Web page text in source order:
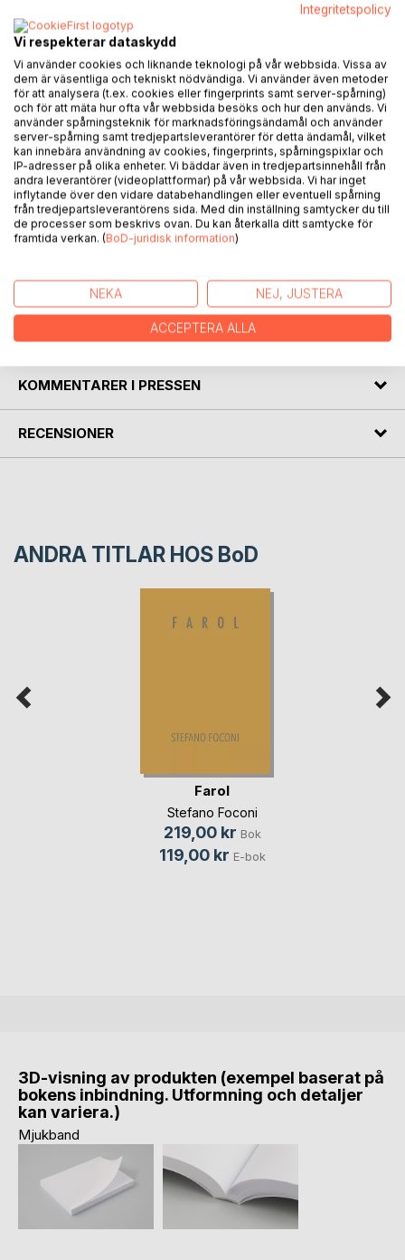
BESKRIVNING
De 99 dikterna är ibland direkt förankrade i årstidernas
karakteristiska växlingar, ibland snarare sprungna ur ett
koncentrerat fokus på det som alltid utgjort centrallyrikens
kärna: det existentiella. Dikterna är så utformade att de kan
läsas på många olika sätt. Diktion och syntax – inklusive
stavning – är anpassade därefter. Dikterna är resultatet av
många års filande. Att lyriskt försöka sammanfatta en
idag kanske väsentligare än på länge.
KOMMENTARER I PRESSEN
RECENSIONER
ANDRA TITLAR HOS BoD
Farol
Stefano Foconi
219,00 kr Bok
119,00 kr E-bok
3D-visning av produkten (exempel baserat på
bokens inbindning. Utformning och detaljer
kan variera.)
Mjukband
Integritetspolicy
Vi respekterar dataskydd
Vi använder cookies och liknande teknologi på vår webbsida. Vissa av
dem är väsentliga och tekniskt nödvändiga. Vi använder även metoder
för att analysera (t.ex. cookies eller fingerprints samt server-spårning)
och för att mäta hur ofta vår webbsida besöks och hur den används. Vi
använder spårningsteknik för marknadsföringsändamål och använder
server-spårning samt tredjepartsleverantörer för detta ändamål, vilket
kan innebära användning av cookies, fingerprints, spårningspixlar och
IP-adresser på olika enheter. Vi bäddar även in tredjepartsinnehåll från
andra leverantörer (videoplattformar) på vår webbsida. Vi har inget
inflytande över den vidare databehandlingen eller eventuell spårning
från tredjepartsleverantörens sida. Med din inställning samtycker du till
de processer som beskrivs ovan. Du kan återkalla ditt samtycke för
framtida verkan. (BoD-juridisk information)
NEKA NEJ, JUSTERA
ACCEPTERA ALLA